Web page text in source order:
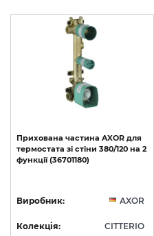
Прихована частина AXOR для
термостата зі стіни 380/120 на 2
функції (36701180)
Виробник: AXOR
Колекція: CITTERIO